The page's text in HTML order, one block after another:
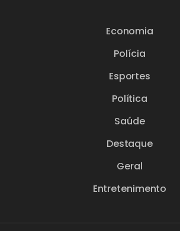
Economia
Polícia
Esportes
Política
Saúde
Destaque
Geral
Entretenimento